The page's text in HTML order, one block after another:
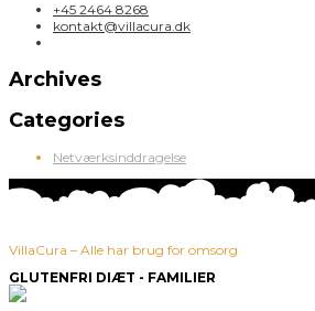
+45 2464 8268
kontakt@villacura.dk
Archives
Categories
Netværksinddragelse
VillaCura – Alle har brug for omsorg
GLUTENFRI DIÆT - FAMILIER